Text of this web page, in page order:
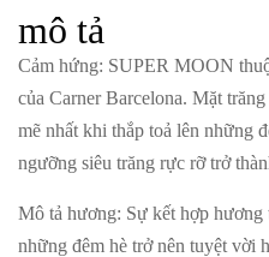
mô tả
Cảm hứng: SUPER MOON
của Carner Barcelona. Mặt
mẽ nhất khi thắp toả lên những
ngưỡng siêu trăng rực rỡ trở
Mô tả hương: Sự kết hợp
những đêm hè trở nên tuyệt vời